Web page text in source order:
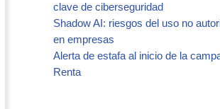
clave de ciberseguridad
Shadow AI: riesgos del uso no
en empresas
Alerta de estafa al inicio de la
Renta